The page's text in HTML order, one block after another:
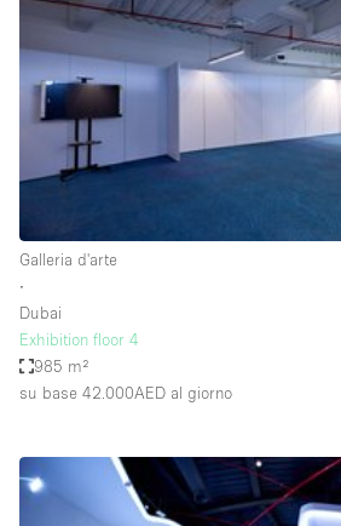
Servizio
fotografico
Conferenza Meeting
Tipo di spazio
Acquista Condividi
Atelier / Laboratorio
Camion
Container
Galleria d'arte
∙
Dubai
Exhibition floor 4
985 m²
su base 42.000AED al giorno